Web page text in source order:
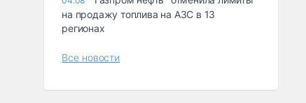
на продажу топлива на АЗС в 13
регионах
Все новости